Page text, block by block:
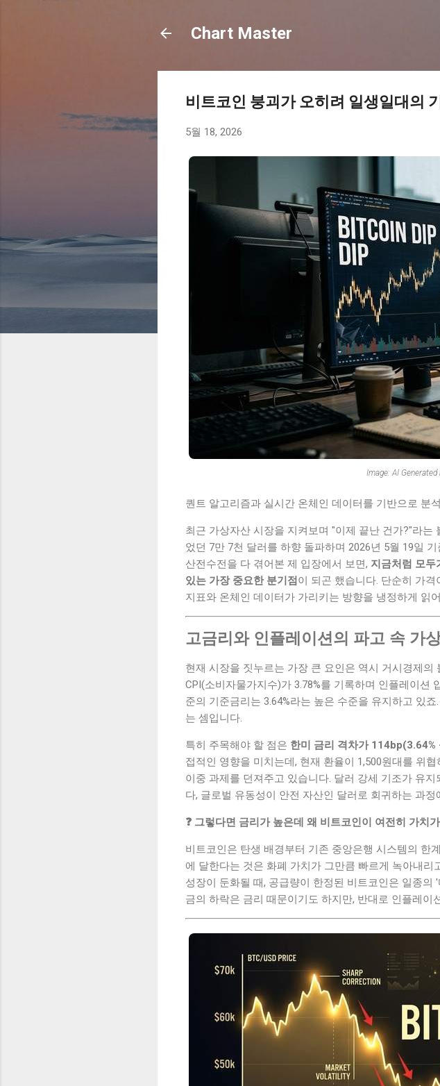
Chart Master
비트코인 붕괴가 오히려 일생일대의
5월 18, 2026
Image: AI
퀀트 알고리즘과 실시간 온체인 데이터를 기반으로 분
최근 가상자산 시장을 지켜보며 "이제 끝난 건가?"라
었던 7만 7천 달러를 하향 돌파하며 2026년 5월 19일
산전수전을 다 겪어본 제 입장에서 보면, 지금처럼 모
있는 가장 중요한 분기점 이 되곤 했습니다. 단순히 가
지표와 온체인 데이터가 가리키는 방향을 냉정하게 읽
고금리와 인플레이션의 파고 속 가
현재 시장을 짓누르는 가장 큰 요인은 역시 거시경제의
CPI(소비자물가지수)가 3.78%를 기록하며 인플레이션
준의 기준금리는 3.64%라는 높은 수준을 유지하고 있
는 셈입니다.
특히 주목해야 할 점은 한미 금리 격차가 114bp(3.64%
접적인 영향을 미치는데, 현재 환율이 1,500원대를 위
이중 과제를 던져주고 있습니다. 달러 강세 기조가 유
다, 글로벌 유동성이 안전 자산인 달러로 회귀하는 과
❓ 그렇다면 금리가 높은데 왜 비트코인이 여전히 가치
비트코인은 탄생 배경부터 기존 중앙은행 시스템의 한
에 달한다는 것은 화폐 가치가 그만큼 빠르게 녹아내
성장이 둔화될 때, 공급량이 한정된 비트코인은 일종
금의 하락은 금리 때문이기도 하지만, 반대로 인플레